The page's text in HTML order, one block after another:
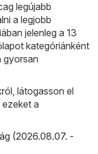
legújabb
a legjobb
jelenleg a 13
kategóriánként
gyorsan
látogasson el
a
(2026.08.07. -